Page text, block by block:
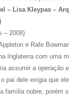
– Lisa Kleypas –
– 2008)
e Rafe
Inglaterra com uma
assumir a operação
pai dele exigia que
família nobre, porém